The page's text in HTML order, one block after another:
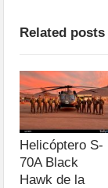
Related posts
Helicóptero S-
70A Black
Hawk de la